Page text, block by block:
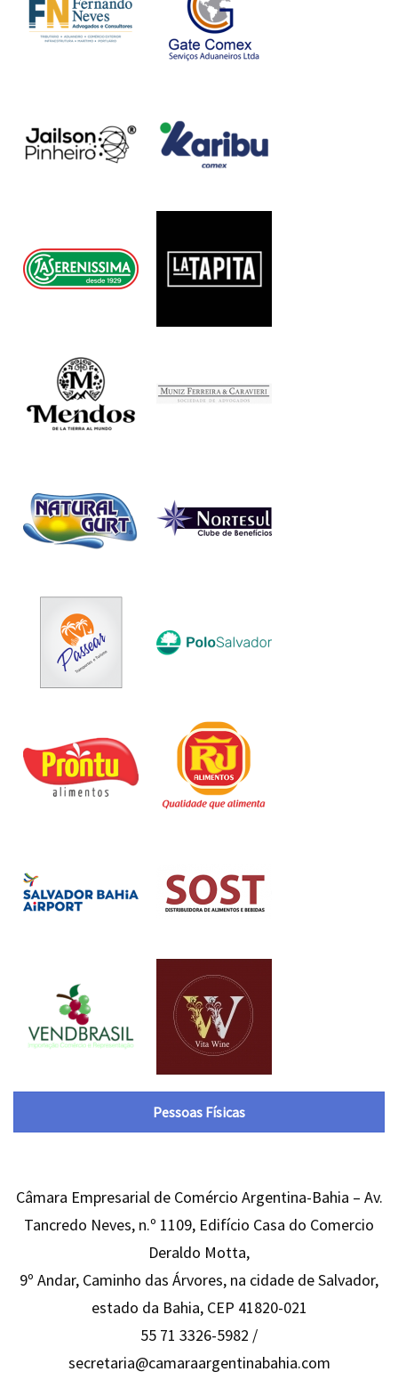
Pessoas Físicas
Câmara Empresarial de Comércio Argentina-Bahia – Av.
Tancredo Neves, n.º 1109, Edifício Casa do Comercio
Deraldo Motta,
9º Andar, Caminho das Árvores, na cidade de Salvador,
estado da Bahia, CEP 41820-021
55 71 3326-5982 /
secretaria@camaraargentinabahia.com